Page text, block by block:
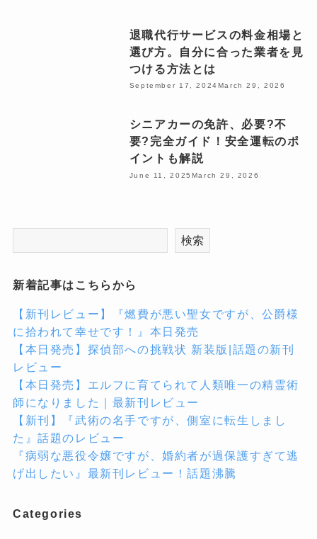
退職代行サービスの料金相場と
選び方。自分に合った業者を見
つける方法とは
September 17, 2024March 29, 2026
シニアカーの免許、必要?不
要?完全ガイド！安全運転のポ
イントも解説
June 11, 2025 March 29, 2026
検索
新着記事はこちらから
【新刊レビュー】『燃費が悪い聖女ですが、公爵様
に拾われて幸せです！』本日発売
【本日発売】探偵部への挑戦状 新装版|話題の新刊
レビュー
【本日発売】エルフに育てられて人類唯一の精霊術
師になりました｜最新刊レビュー
【新刊】『武術の名手ですが、側室に転生しまし
た』話題のレビュー
『病弱な悪役令嬢ですが、婚約者が過保護すぎて逃
げ出したい』最新刊レビュー！話題沸騰
Categories